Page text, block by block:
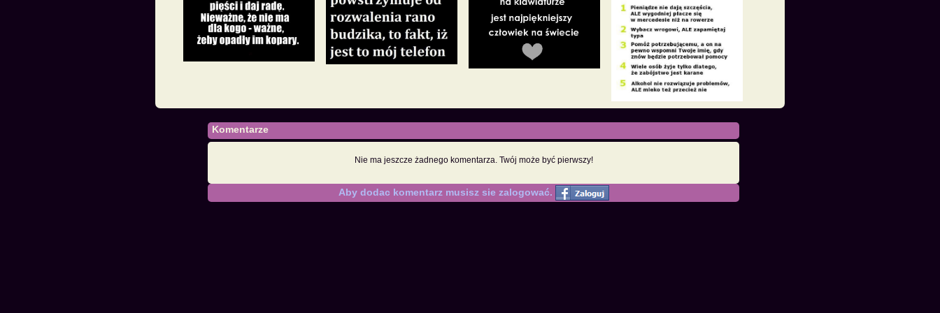
Komentarze
Nie ma jeszcze żadnego komentarza. Twój może być pierwszy!
Aby dodac komentarz musisz sie zalogować.